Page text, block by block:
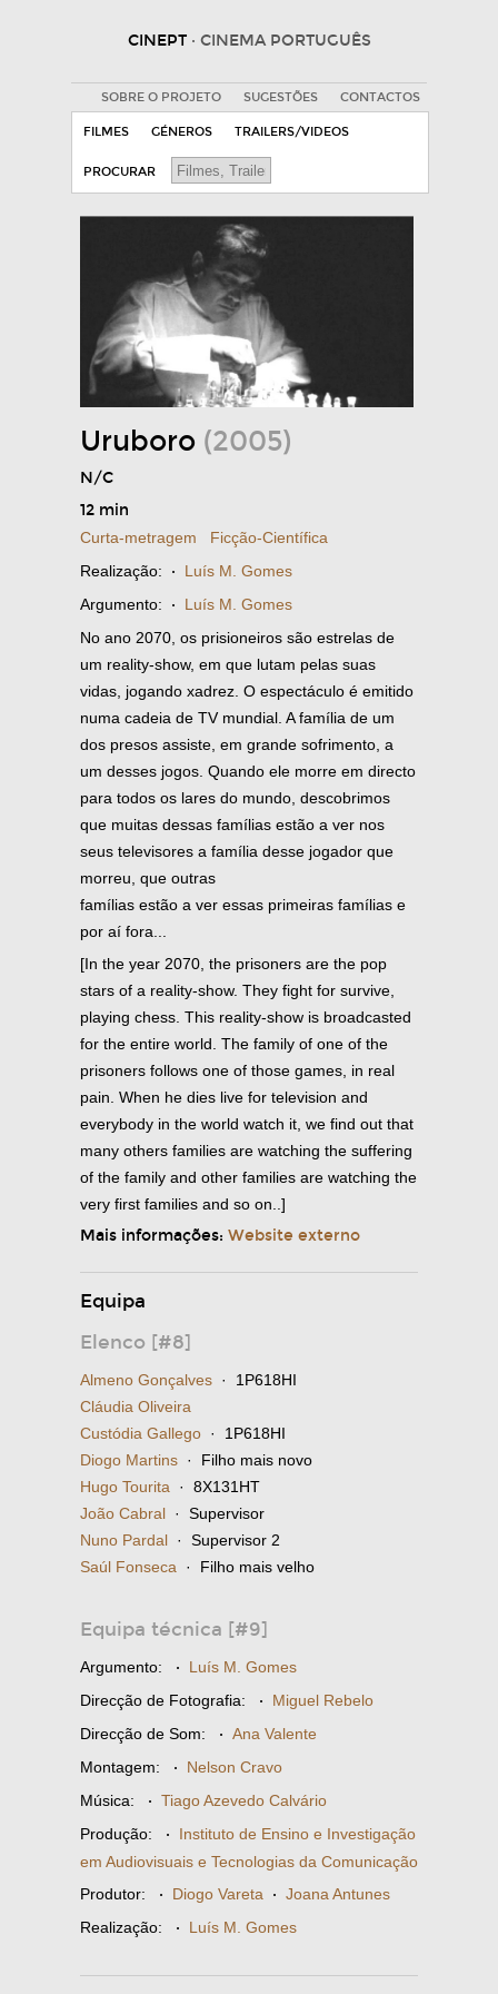
CINEPT · CINEMA PORTUGUÊS
SOBRE O PROJETO SUGESTÕES CONTACTOS
FILMES GÉNEROS TRAILERS/VIDEOS
PROCURAR
Uruboro (2005)
N/C
12 min
Curta-metragem
Ficção-Científica
Realização: · Luís M. Gomes
Argumento: · Luís M. Gomes
No ano 2070, os prisioneiros são estrelas de
um reality-show, em que lutam pelas suas
vidas, jogando xadrez. O espectáculo é emitido
numa cadeia de TV mundial. A família de um
dos presos assiste, em grande sofrimento, a
um desses jogos. Quando ele morre em directo
para todos os lares do mundo, descobrimos
que muitas dessas famílias estão a ver nos
seus televisores a família desse jogador que
morreu, que outras
famílias estão a ver essas primeiras famílias e
por aí fora...
[In the year 2070, the prisoners are the pop
stars of a reality-show. They fight for survive,
playing chess. This reality-show is broadcasted
for the entire world. The family of one of the
prisoners follows one of those games, in real
pain. When he dies live for television and
everybody in the world watch it, we find out that
many others families are watching the suffering
of the family and other families are watching the
very first families and so on..]
Mais informações: Website externo
Equipa
Elenco [#8]
Almeno Gonçalves · 1P618HI
Cláudia Oliveira
Custódia Gallego · 1P618HI
Diogo Martins · Filho mais novo
Hugo Tourita · 8X131HT
João Cabral · Supervisor
Nuno Pardal · Supervisor 2
Saúl Fonseca · Filho mais velho
Equipa técnica [#9]
Argumento: · Luís M. Gomes
Direcção de Fotografia: · Miguel Rebelo
Direcção de Som: · Ana Valente
Montagem: · Nelson Cravo
Música: · Tiago Azevedo Calvário
Produção: · Instituto de Ensino e Investigação
em Audiovisuais e Tecnologias da Comunicação
Produtor: · Diogo Vareta · Joana Antunes
Realização: · Luís M. Gomes